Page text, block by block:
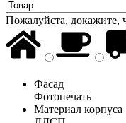
Пожалуйста, докажите,
Фасад
Фотопечать
Материал корпуса